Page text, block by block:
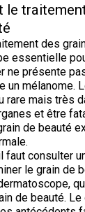
des
essentielle
ne présente
un mélanome.
rare mais très
et être
de beauté
faut consulter
le grain de
de beauté.